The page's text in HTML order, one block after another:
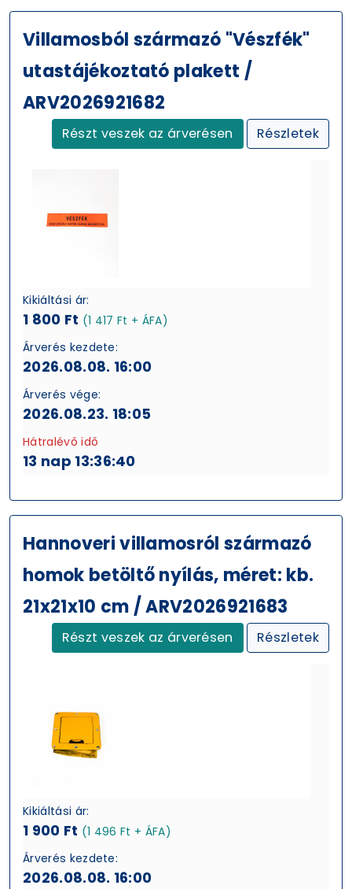
Villamosból származó "Vészfék"
utastájékoztató plakett /
ARV2026921682
Részt veszek az árverésen Részletek
Kikiáltási ár:
1 800 Ft (1 417 Ft + ÁFA)
Árverés kezdete:
2026.08.08. 16:00
Árverés vége:
2026.08.23. 18:05
Hátralévő idő
13 nap 13:36:39
Hannoveri villamosról származó
homok betöltő nyílás, méret: kb.
21x21x10 cm / ARV2026921683
Részt veszek az árverésen Részletek
Kikiáltási ár:
1 900 Ft (1 496 Ft + ÁFA)
Árverés kezdete:
2026.08.08. 16:00